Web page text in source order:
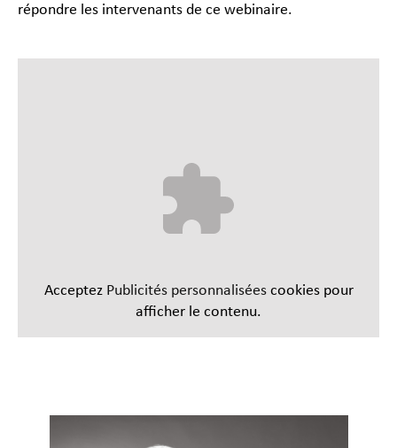
répondre les intervenants de ce webinaire.
Acceptez Publicités personnaliséescookies pour
afficher le contenu.